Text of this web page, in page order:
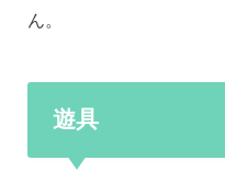
ん。
遊具